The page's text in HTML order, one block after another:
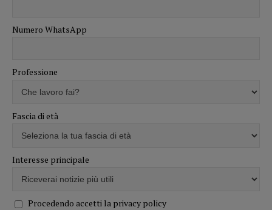
Numero WhatsApp
Professione
Fascia di età
Interesse principale
Procedendo accetti la privacy policy